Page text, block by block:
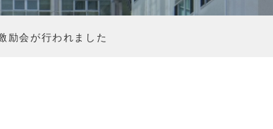
励会が行われました